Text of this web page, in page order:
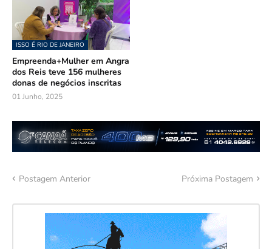
ISSO É RIO DE JANEIRO
Empreenda+Mulher em Angra
dos Reis teve 156 mulheres
donas de negócios inscritas
01 Junho, 2025
Postagem Anterior Próxima Postagem